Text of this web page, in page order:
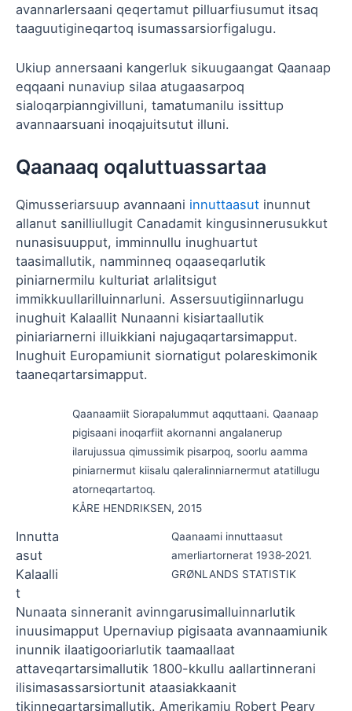
avannarlersaani qeqertamut pilluarfiusumut itsaq
taaguutigineqartoq isumassarsiorfigalugu.
Ukiup annersaani kangerluk sikuugaangat Qaanaap
eqqaani nunaviup silaa atugaasarpoq
sialoqarpianngivilluni, tamatumanilu issittup
avannaarsuani inoqajuitsutut illuni.
Qaanaaq oqaluttuassartaa
Qimusseriarsuup avannaani innuttaasut inunnut
allanut sanilliullugit Canadamit kingusinnerusukkut
nunasisuupput, imminnullu inughuartut
taasimallutik, namminneq oqaaseqarlutik
piniarnermilu kulturiat arlalitsigut
immikkuullarilluinnarluni. Assersuutigiinnarlugu
inughuit Kalaallit Nunaanni kisiartaallutik
piniariarnerni illuikkiani najugaqartarsimapput.
Inughuit Europamiunit siornatigut polareskimonik
taaneqartarsimapput.
Qaanaamiit Siorapalummut aqquttaani. Qaanaap
pigisaani inoqarfiit akornanni angalanerup
ilarujussua qimussimik pisarpoq, soorlu aamma
piniarnermut kiisalu qaleralinniarnermut atatillugu
atorneqartartoq.
KÅRE HENDRIKSEN, 2015
Qaanaami innuttaasut
amerliartornerat 1938‑2021.
GRØNLANDS STATISTIK
Innutta
asut
Kalaalli
t
Nunaata sinneranit avinngarusimalluinnarlutik
inuusimapput Upernaviup pigisaata avannaamiunik
inunnik ilaatigooriarlutik taamaallaat
attaveqartarsimallutik 1800-kkullu aallartinnerani
ilisimasassarsiortunit ataasiakkaanit
tikinneqartarsimallutik. Amerikamiu Robert Peary